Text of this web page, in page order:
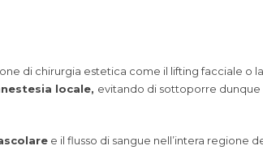
di chirurgia estetica come il lifting facciale o la
locale, evitando di sottoporre dunque
e il flusso di sangue nell’intera regione